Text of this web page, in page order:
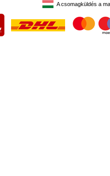
A csomagküldés a